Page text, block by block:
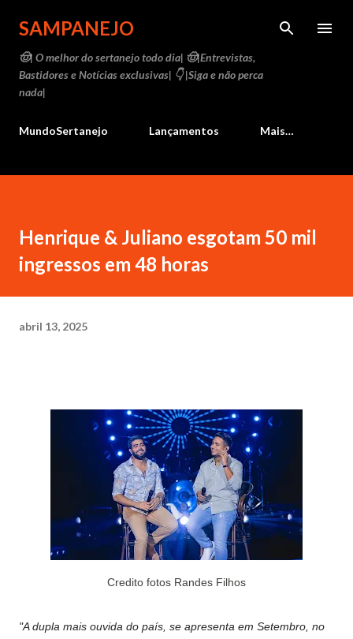
Pular para o conteúdo principal
SAMPANEJO
🤠| O melhor do sertanejo todo dia| 🤠|Entrevistas,
Bastidores e Notícias exclusivas| 👇 |Siga e não perca
nada|
MundoSertanejo Lançamentos Mais…
Henrique & Juliano esgotam 50 mil
ingressos em 48 horas
abril 13, 2025
Credito fotos Randes Filhos
"A dupla mais ouvida do país, se apresenta em Setembro, no